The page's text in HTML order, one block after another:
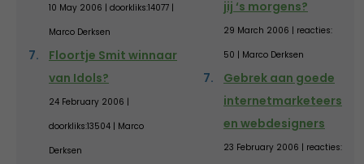
10 May 2006 | doorkliks:14077 |
Marco Derksen
Floortje Smit winnaar
van Idols?
24 February 2006 |
doorkliks:13504 | Marco
Derksen
jij ‘s morgens?
29 March 2006 | reacties:
50 | Marco Derksen
Gebrek aan goede
internetmarketeers
en webdesigners
23 February 2006 | reacties: